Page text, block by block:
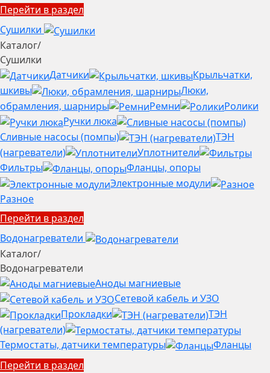
Перейти в раздел
Сушилки
Каталог/
Сушилки
Датчики
Крыльчатки,
шкивы
Люки,
обрамления, шарниры
Ремни
Ролики
Ручки люка
Сливные насосы (помпы)
ТЭН
(нагреватели)
Уплотнители
Фильтры
Фланцы, опоры
Электронные модули
Разное
Перейти в раздел
Водонагреватели
Каталог/
Водонагреватели
Аноды магниевые
Сетевой кабель и УЗО
Прокладки
ТЭН
(нагреватели)
Термостаты, датчики температуры
Фланцы
Перейти в раздел